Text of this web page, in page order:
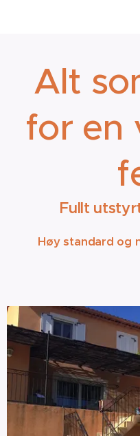
Alt
for en
Fullt
Høy standard og